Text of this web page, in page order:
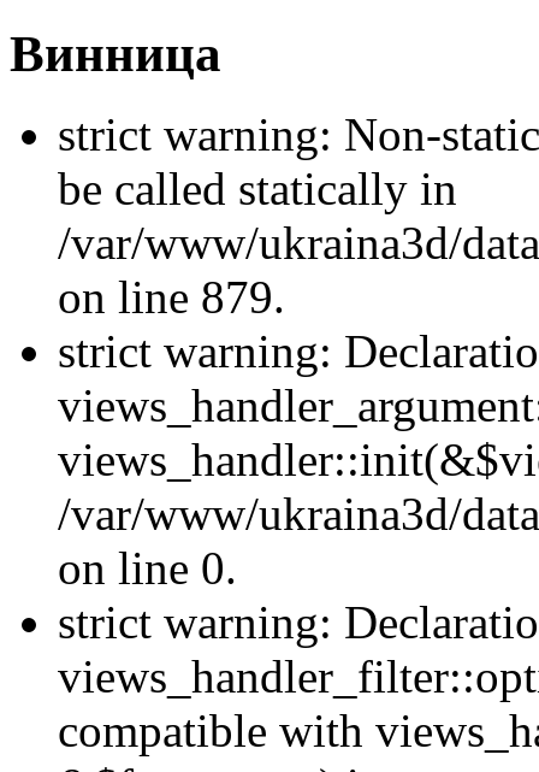
Винница
strict warning: Non-
be called statically in
/var/www/ukraina3d/
on line 879.
strict warning:
/var/www/ukraina3d/
on line 0.
strict warning:
compatible with